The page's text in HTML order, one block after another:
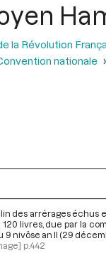
la Révolution
nationale
des arrérages échus
livres, due par la
9 nivôse an II (29
p.442